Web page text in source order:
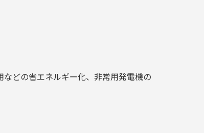
どの省エネルギー化、非常用発電機の